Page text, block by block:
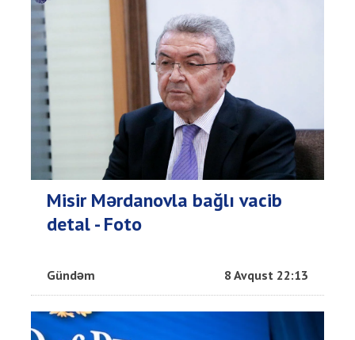
Misir Mərdanovla bağlı vacib
detal - Foto
Gündəm 8 Avqust 22:13